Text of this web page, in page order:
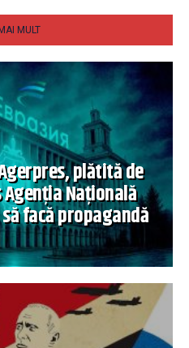
MULT
plătită de
Agenția Națională
facă propagandă